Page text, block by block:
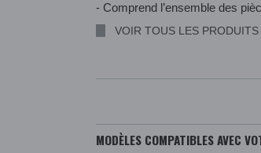
- Comprend l’ensemble des
VOIR TOUS LES
MODÈLES COMPATIBLES AVEC